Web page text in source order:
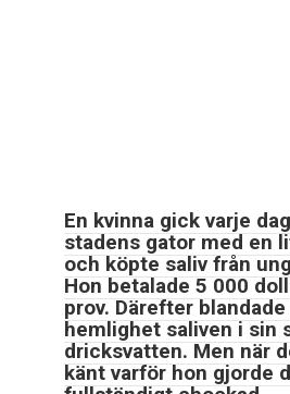
En kvinna gick varje
stadens gator med en
och köpte saliv från
Hon betalade 5 000
prov. Därefter
hemlighet saliven i sin
dricksvatten. Men när
känt varför hon gjorde